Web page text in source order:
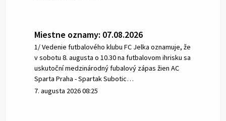
Miestne oznamy: 07.08.2026
1/ Vedenie futbalového klubu FC Jelka oznamuje, že
v sobotu 8. augusta o 10.30 na futbalovom ihrisku sa
uskutoční medzinárodný fubalový zápas žien AC
Sparta Praha - Spartak Subotic…
7. augusta 2026 08:25